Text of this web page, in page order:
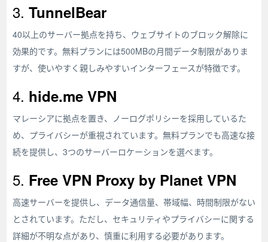
3. TunnelBear
40以上のサーバー拠点を持ち、ウェブサイトのブロック解除に
効果的です。無料プランには500MBの月間データ制限がありま
すが、使いやすく親しみやすいインターフェースが特徴です。
4. hide.me VPN
マレーシアに拠点を置き、ノーログポリシーを採用しているた
め、プライバシーが重視されています。無料プランでも高速な接
続を提供し、3つのサーバーロケーションを選べます。
5. Free VPN Proxy by Planet VPN
高速サーバーを提供し、データ通信量、帯域幅、時間制限がない
とされています。ただし、セキュリティやプライバシーに関する
詳細が不明な点があり、慎重に利用する必要があります。